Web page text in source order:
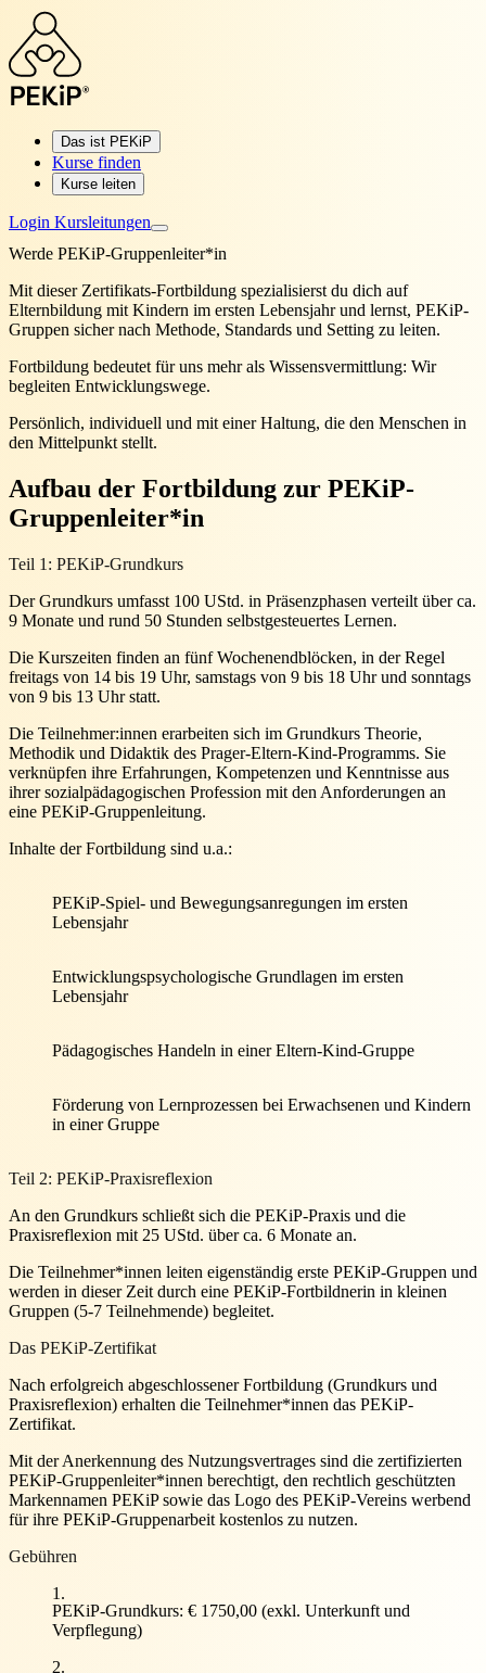
Das ist PEKiP
Kurse finden
Kurse leiten
Login Kursleitungen
Werde PEKiP-Gruppenleiter*in
Mit dieser Zertifikats-Fortbildung spezialisierst du dich auf
Elternbildung mit Kindern im ersten Lebensjahr und lernst, PEKiP-
Gruppen sicher nach Methode, Standards und Setting zu leiten.
Fortbildung bedeutet für uns mehr als Wissensvermittlung: Wir
begleiten Entwicklungswege.
Persönlich, individuell und mit einer Haltung, die den Menschen in
den Mittelpunkt stellt.
Aufbau der Fortbildung zur PEKiP-
Gruppenleiter*in
Teil 1: PEKiP-Grundkurs
Der Grundkurs umfasst 100 UStd. in Präsenzphasen verteilt über ca.
9 Monate und rund 50 Stunden selbstgesteuertes Lernen.
Die Kurszeiten finden an fünf Wochenendblöcken, in der Regel
freitags von 14 bis 19 Uhr, samstags von 9 bis 18 Uhr und sonntags
von 9 bis 13 Uhr statt.
Die Teilnehmer:innen erarbeiten sich im Grundkurs Theorie,
Methodik und Didaktik des Prager-Eltern-Kind-Programms. Sie
verknüpfen ihre Erfahrungen, Kompetenzen und Kenntnisse aus
ihrer sozialpädagogischen Profession mit den Anforderungen an
eine PEKiP-Gruppenleitung.
Inhalte der Fortbildung sind u.a.:
PEKiP-Spiel- und Bewegungsanregungen im ersten
Lebensjahr
Entwicklungspsychologische Grundlagen im ersten
Lebensjahr
Pädagogisches Handeln in einer Eltern-Kind-Gruppe
Förderung von Lernprozessen bei Erwachsenen und Kindern
in einer Gruppe
Teil 2: PEKiP-Praxisreflexion
An den Grundkurs schließt sich die PEKiP-Praxis und die
Praxisreflexion mit 25 UStd. über ca. 6 Monate an.
Die Teilnehmer*innen leiten eigenständig erste PEKiP-Gruppen und
werden in dieser Zeit durch eine PEKiP-Fortbildnerin in kleinen
Gruppen (5-7 Teilnehmende) begleitet.
Das PEKiP-Zertifikat
Nach erfolgreich abgeschlossener Fortbildung (Grundkurs und
Praxisreflexion) erhalten die Teilnehmer*innen das PEKiP-
Zertifikat.
Mit der Anerkennung des Nutzungsvertrages sind die zertifizierten
PEKiP-Gruppenleiter*innen berechtigt, den rechtlich geschützten
Markennamen PEKiP sowie das Logo des PEKiP-Vereins werbend
für ihre PEKiP-Gruppenarbeit kostenlos zu nutzen.
Gebühren
PEKiP-Grundkurs: € 1750,00 (exkl. Unterkunft und
Verpflegung)